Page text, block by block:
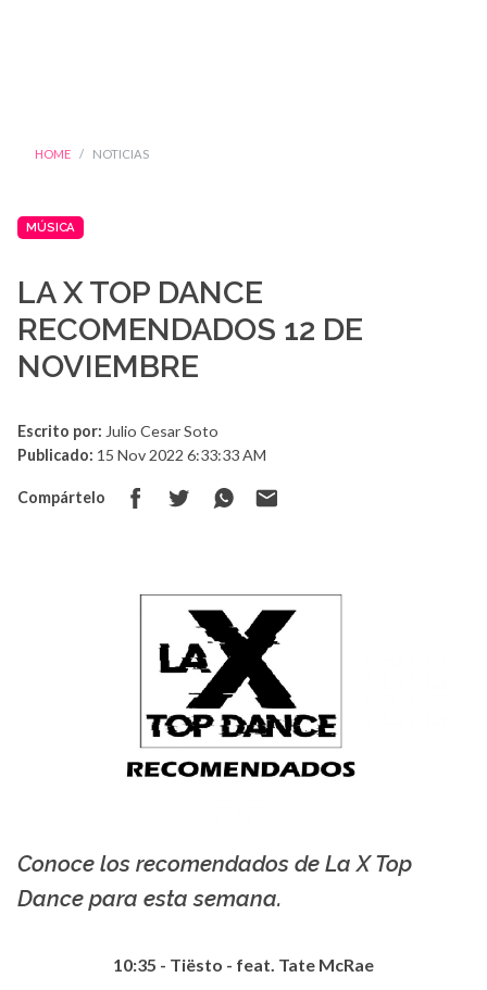
HOME NOTICIAS
MÚSICA
LA X TOP DANCE
RECOMENDADOS 12 DE
NOVIEMBRE
Escrito por: Julio Cesar Soto
Publicado: 15 Nov 2022 6:33:33 AM
Compártelo
Conoce los recomendados de La X Top
Dance para esta semana.
10:35 - Tiësto - feat. Tate McRae